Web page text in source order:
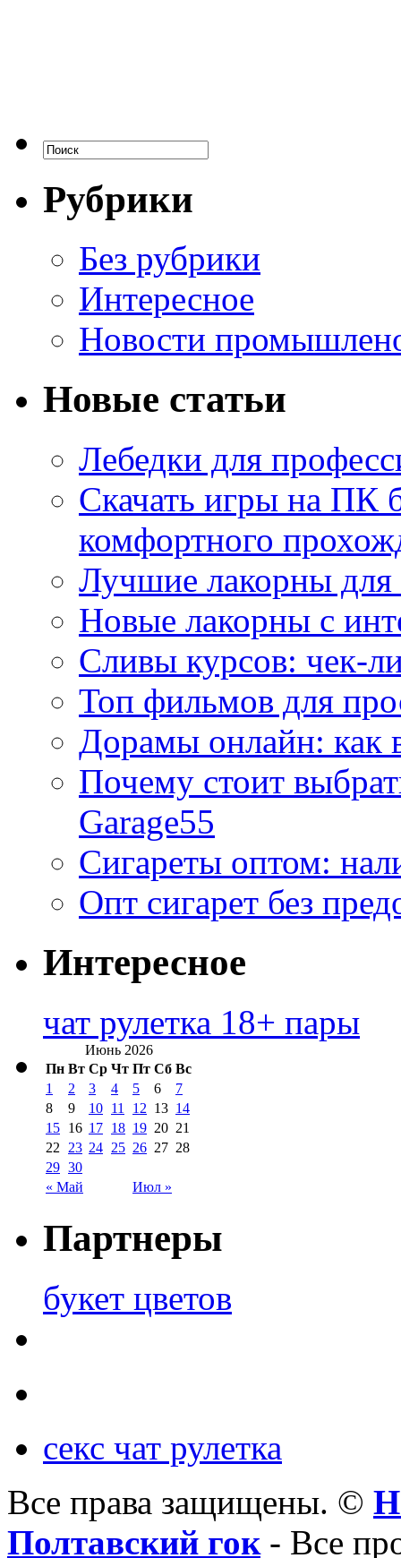
Рубрики
Без рубрики
Интересное
Новости
Новые статьи
Лебедки для
Скачать игры на ПК
комфортного
Лучшие лакорны для
Новые лакорны с
Сливы курсов: чек-
Топ фильмов для
Дорамы онлайн: как
Почему стоит
Garage55
Сигареты оптом:
Опт сигарет без
Интересное
чат рулетка 18+ пары
Июнь 2026
Пн Вт Ср Чт Пт Сб Вс
« Май Июл »
1 2 3 4 5 6
7
8
9 10 11 12 13 14
15 16 17 18 19 20 21
22
23 24 25 26 27 28
29 30
Партнеры
букет цветов
секс чат рулетка
Все права защищены. ©
Полтавский гок- Все